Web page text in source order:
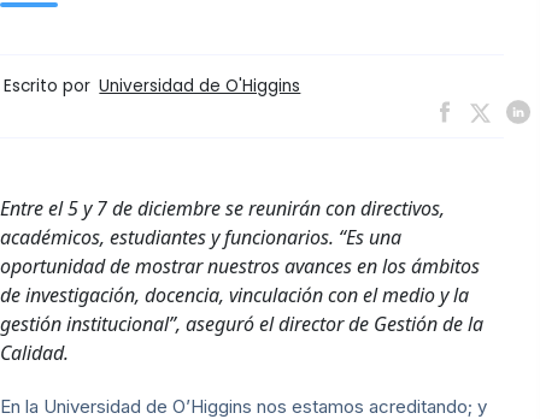
Escrito por Universidad de O'Higgins
Entre el 5 y 7 de diciembre se reunirán con directivos,
académicos, estudiantes y funcionarios. “Es una
oportunidad de mostrar nuestros avances en los ámbitos
de investigación, docencia, vinculación con el medio y la
gestión institucional”, aseguró el director de Gestión de la
Calidad.
En la Universidad de O’Higgins nos estamos acreditando; y